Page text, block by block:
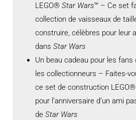
LEGO® Star Wars™ – Ce set
collection de vaisseaux de
construire, célèbres pour leur
dans Star Wars
Un beau cadeau pour les fans
les collectionneurs – Faites-
ce set de construction
pour l’anniversaire d’un ami
de Star Wars